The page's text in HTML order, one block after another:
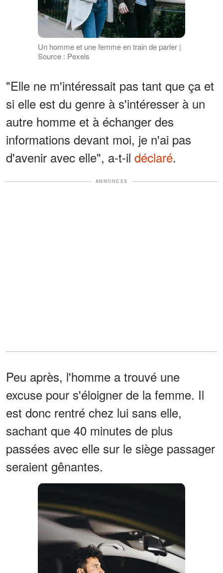
Un homme et une femme en train de parler |
Source : Pexels
"Elle ne m'intéressait pas tant que ça et
si elle est du genre à s'intéresser à un
autre homme et à échanger des
informations devant moi, je n'ai pas
d'avenir avec elle", a-t-il déclaré.
ANNONCES
Peu après, l'homme a trouvé une
excuse pour s'éloigner de la femme. Il
est donc rentré chez lui sans elle,
sachant que 40 minutes de plus
passées avec elle sur le siège passager
seraient gênantes.